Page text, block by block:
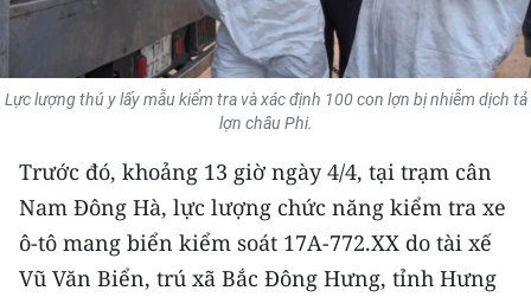
KHOA HỌC - CÔNG NGHỆ
MÔI TRƯỜNG
KIỂM CHỨNG THÔNG TIN
TRI THỨC CHUYÊN SÂU
Lực lượng thú y lấy mẫu kiểm tra và xác định 100 con lợn bị nhiễm dịch tả
lợn châu Phi.
Trước đó, khoảng 13 giờ ngày 4/4, tại trạm cân
Nam Đông Hà, lực lượng chức năng kiểm tra xe
ô-tô mang biển kiểm soát 17A-772.XX do tài xế
Vũ Văn Biển, trú xã Bắc Đông Hưng, tỉnh Hưng